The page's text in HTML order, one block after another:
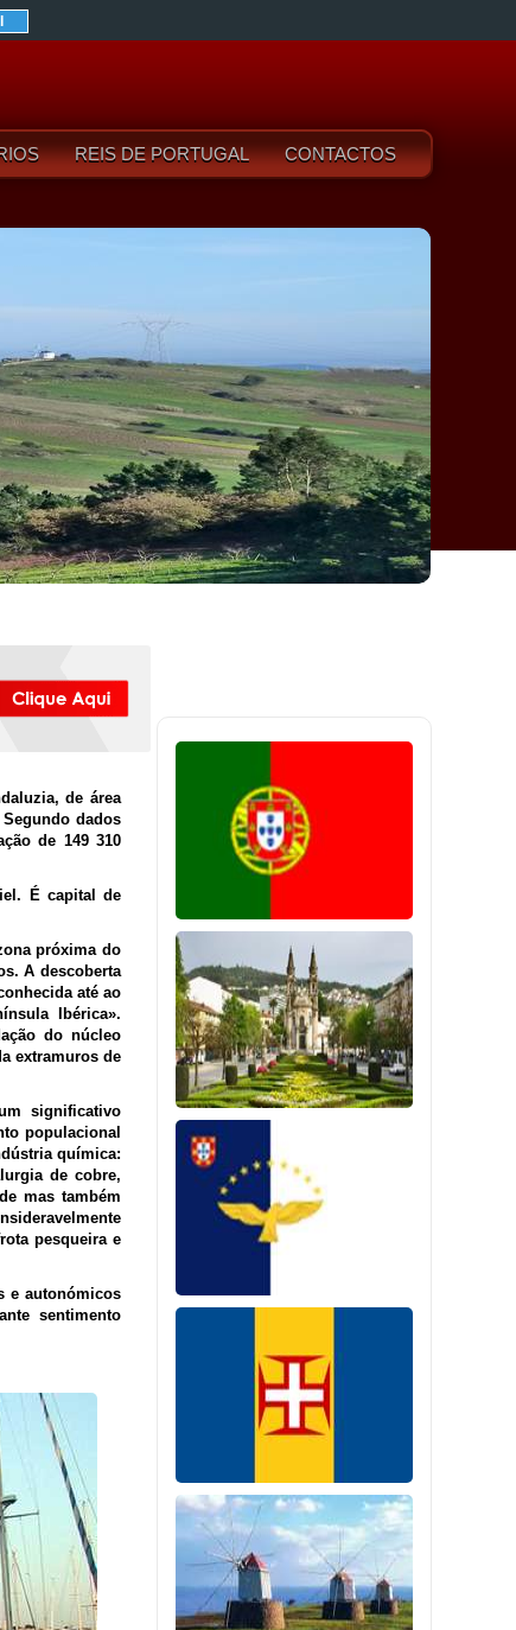
REIS DE PORTUGAL CONTACTOS
de área
Segundo dados
de 149 310
É capital de
próxima do
A descoberta
até ao
Ibérica».
do núcleo
extramuros de
significativo
populacional
química:
de cobre,
mas também
pesqueira e
e autonómicos
sentimento